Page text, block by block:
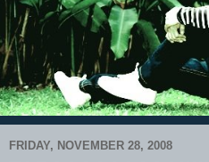
FRIDAY, NOVEMBER 28, 2008